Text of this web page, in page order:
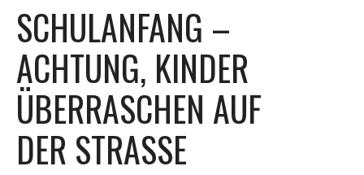
SCHULANFANG –
ACHTUNG, KINDER
ÜBERRASCHEN AUF
DER STRASSE